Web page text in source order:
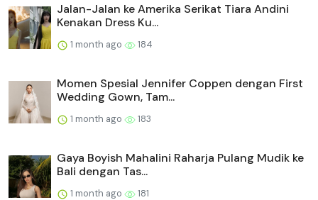
Jalan-Jalan ke Amerika Serikat Tiara Andini
Kenakan Dress Ku...
1 month ago 184
Momen Spesial Jennifer Coppen dengan First
Wedding Gown, Tam...
1 month ago 183
Gaya Boyish Mahalini Raharja Pulang Mudik ke
Bali dengan Tas...
1 month ago 181